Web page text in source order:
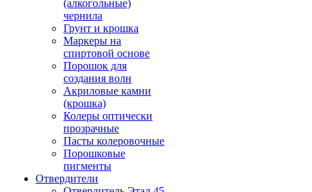
(алкогольные)
чернила
Грунт и крошка
Маркеры на
спиртовой основе
Порошок для
создания волн
Акриловые камни
(крошка)
Колеры оптически
прозрачные
Пасты колеровочные
Порошковые
пигменты
Отвердители